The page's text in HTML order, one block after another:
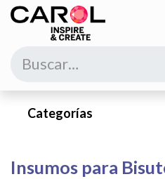
Ir al contenido
Categorías
Insumos para